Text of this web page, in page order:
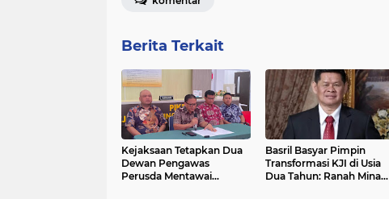
Berita Terkait
Kejaksaan Tetapkan Dua
Dewan Pengawas
Perusda Mentawai
Basril Basyar Pimpin
Transformasi KJI di Usia
Dua Tahun: Ranah Minang